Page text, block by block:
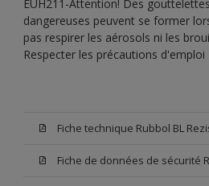
EUH211-Attention! Des
dangereuses peuvent se former
pas respirer les aérosols ni les
Respecter les précautions d'emploi
Fiche technique Rubbol BL